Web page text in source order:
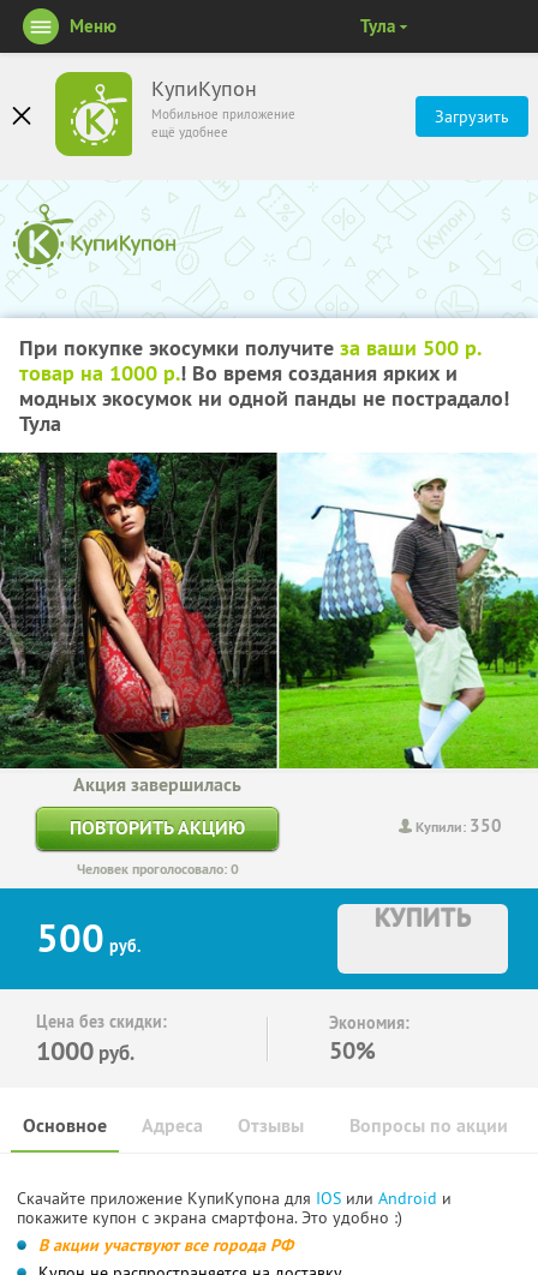
КупиКупон
Мобильное приложение
ещё удобнее
Загрузить
Меню Тула
При покупке экосумки получите за ваши 500 р.
товар на 1000 р.! Во время создания ярких и
модных экосумок ни одной панды не пострадало!
Тула
Купили: 350
Акция завершилась
ПОВТОРИТЬ АКЦИЮ
Человек проголосовало: 0
500 руб.
КУПИТЬ
Цена без скидки:
1000 руб.
Экономия:
50%
Основное Отзывы Вопросы по акции
Адреса
Скачайте приложение КупиКупона для IOS или Android и
покажите купон с экрана смартфона. Это удобно :)
В акции участвуют все города РФ